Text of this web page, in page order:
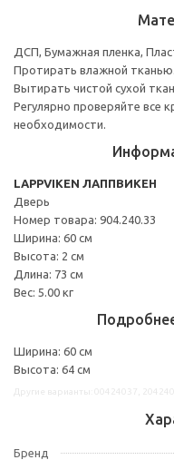
ДСП, Бумажная пленка,
Протирать влажной тканью.
Вытирать чистой сухой
Регулярно проверяйте все
необходимости.
LAPPVIKEN ЛАППВИКЕН
Дверь
Номер товара: 904.240.33
Ширина: 60 см
Высота: 2 см
Длина: 73 см
Вес: 5.00 кг
Ширина: 60 см
Высота: 64 см
Бренд